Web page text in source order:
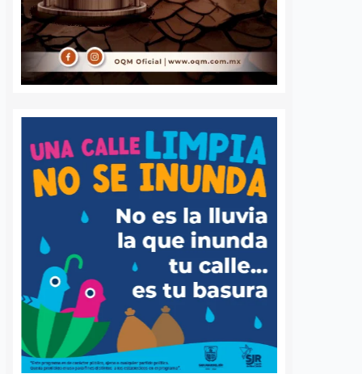
representará
6 agosto, 2026
Beatriz,
los cuerpos de
de Ezequiel
de Montes,
a Querétaro en la
que México
Buscará Fiscalía de
Querétaro mantener en
neurocirujano acusado
de agresión sexual
Daniel Rico 6 agosto, 2026
La Fiscalía General del Estado de
Querétaro afirmó que agotará
todos los recursos legales para
mantener la medida cautelar de
prisión preventiva justificada en
contra del médico neurocirujano
acusado de…
VER MÁS